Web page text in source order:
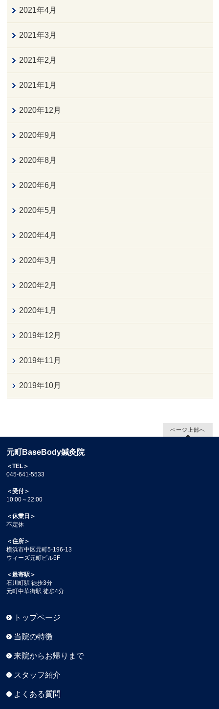
2021年4月
2021年3月
2021年2月
2021年1月
2020年12月
2020年9月
2020年8月
2020年6月
2020年5月
2020年4月
2020年3月
2020年2月
2020年1月
2019年12月
2019年11月
2019年10月
ページ上部へ
元町BaseBody鍼灸院
＜TEL＞
045-641-5533
＜受付＞
10:00～22:00
＜休業日＞
不定休
＜住所＞
横浜市中区元町5-196-13
ウィーズ元町ビル5F
＜最寄駅＞
石川町駅 徒歩3分
元町中華街駅 徒歩4分
トップページ
当院の特徴
来院からお帰りまで
スタッフ紹介
よくある質問